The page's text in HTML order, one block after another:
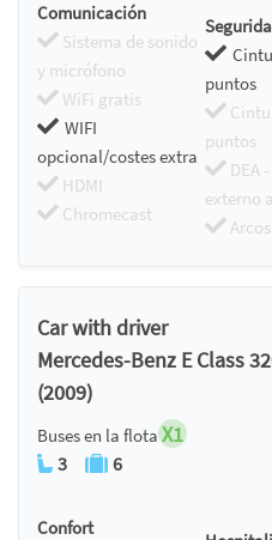
Comunicación
Sistema de sonido
y micrófono
WiFi gratis
WIFI
opcional/costes extra
HDMI
Chromecast
puntos
puntos
DEA
externo
Car with driver
Mercedes-Benz E Class
(2009)
Buses en la flota X1
3 6
Confort